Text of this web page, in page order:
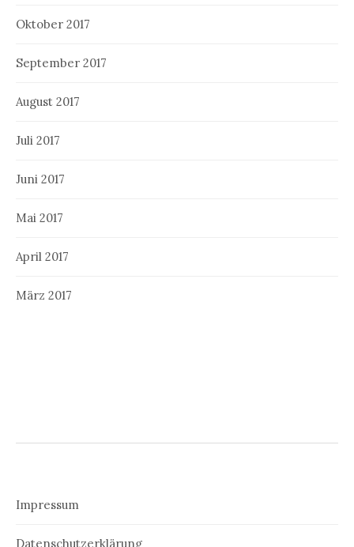
Oktober 2017
September 2017
August 2017
Juli 2017
Juni 2017
Mai 2017
April 2017
März 2017
Impressum
Datenschutzerklärung